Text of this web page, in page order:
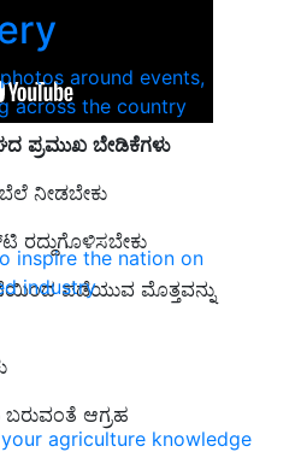
around events,
across the country
inspire the nation on
industry
agriculture knowledge
ಪ್ರಮುಖ ಬೇಡಿಕೆಗಳು
ನೀಡಬೇಕು
ರದ್ದುಗೊಳಿಸಬೇಕು
ಪಡೆಯುವ ಮೊತ್ತವನ್ನು
ಬರುವಂತೆ ಆಗ್ರಹ